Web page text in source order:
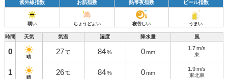
紫外線指数 お肌指数 熱帯夜指数 ビール指数
弱い ちょうどよい 寝苦しい うまい
時間 天気 気温 湿度 降水量 風
0
晴
27 ℃ 84 % 0 mm
1.7 m/s
東
1
晴
26 ℃ 84 % 0 mm
1.9 m/s
東北東